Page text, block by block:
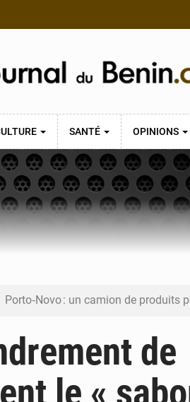
SANTÉ OPINIONS
Porto‑Novo : un camion de produits
Bénin : Djogbénou inspecte le
Bénin et Canada scellent un
de
le «